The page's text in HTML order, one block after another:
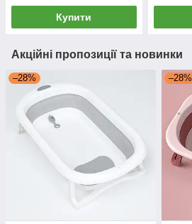
Купити
Акційні пропозиції та новинки
–28% –28%